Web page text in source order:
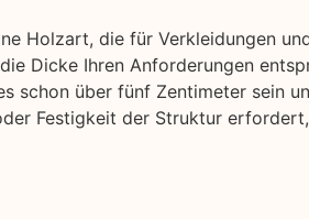
Holzart, die für Verkleidungen
Dicke Ihren Anforderungen
schon über fünf Zentimeter sein
Festigkeit der Struktur